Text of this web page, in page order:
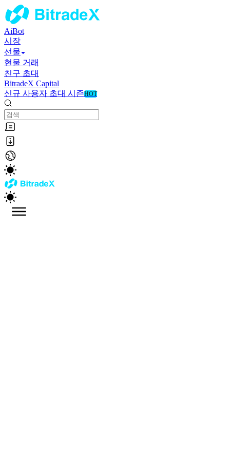
AiBot
시장
선물
현물 거래
친구 초대
BitradeX Capital
신규 사용자 초대 시즌HOT